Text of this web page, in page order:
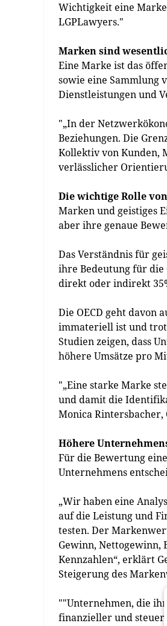
Wichtigkeit eine
LGPLawyers."
Marken sind
Eine Marke ist das
sowie eine Sammlung
Dienstleistungen und
"„In der
Beziehungen. Die
Kollektiv von Kunden,
verlässlicher
Die wichtige Rolle
Marken und geistiges
aber ihre genaue
Das Verständnis für
ihre Bedeutung für die
direkt oder indirekt
Die OECD geht davon
immateriell ist und
Studien zeigen, dass
höhere Umsätze pro
"„Eine starke Marke
und damit die
Monica
Höhere
Für die Bewertung
Unternehmens
„Wir haben eine
auf die Leistung und
testen. Der
Gewinn,
Kennzahlen“, erklärt
Steigerung des
""Unternehmen, die
finanzieller und